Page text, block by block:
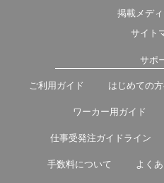
掲載メデ
サイト
サポ
ご利用ガイド はじめての
ワーカー用ガイド
仕事受発注ガイドライン
手数料について よく